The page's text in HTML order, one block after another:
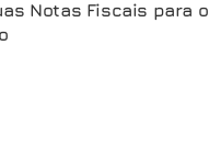
Notas Fiscais para o